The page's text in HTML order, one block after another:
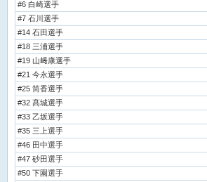
#6 白崎選手
#7 石川選手
#14 石田選手
#18 三浦選手
#19 山﨑康選手
#21 今永選手
#25 筒香選手
#32 髙城選手
#33 乙坂選手
#35 三上選手
#46 田中選手
#47 砂田選手
#50 下園選手